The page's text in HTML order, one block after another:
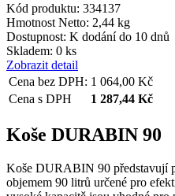
Kód produktu: 334137
Hmotnost Netto: 2,44 kg
Dostupnost: K dodání do 10 dnů
Skladem: 0 ks
Zobrazit detail
Cena bez DPH: 1 064,00 Kč
Cena s DPH
1 287,44 Kč
Koše DURABIN 90
Koše DURABIN 90 představují
objemem 90 litrů určené pro